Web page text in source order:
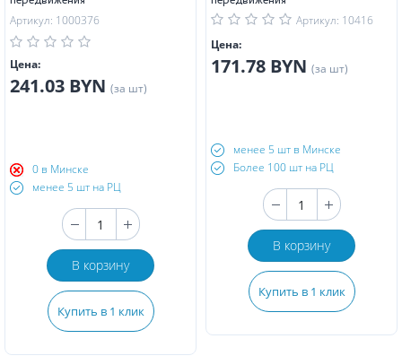
Артикул: 1000376
Цена:
241.03 BYN (за шт)
0 в Минске
менее 5 шт на РЦ
В корзину
Купить в 1 клик
Артикул: 10416
Цена:
171.78 BYN (за шт)
менее 5 шт в Минске
Более 100 шт на РЦ
В корзину
Купить в 1 клик